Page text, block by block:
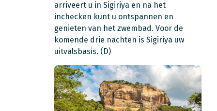
arriveert u in Sigiriya en na het
inchecken kunt u ontspannen en
genieten van het zwembad. Voor de
komende drie nachten is Sigiriya uw
uitvalsbasis. (D)